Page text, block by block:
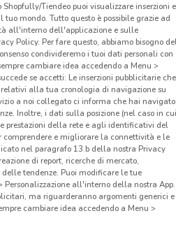
2.4 km
Via
P.Zza
7.2 km
Maury's -
Maury’s è una
con i suoi 73
Tiendeo puoi visualizzare inserzioni e
mondo. Tutto questo è possibile grazie ad
all'interno dell'applicazione e sulle
Policy. Per fare questo, abbiamo bisogno
condivideremo i tuoi dati personali con
cambiare idea accedendo a Menu >
se accetti: Le inserzioni pubblicitarie che
alla tua cronologia di navigazione su
a noi collegato ci informa che hai navigato
Inoltre, i dati sulla posizione (nel caso in cui
prestazioni della rete e agli identificativi del
comprendere e migliorare la connettività e le
nel paragrafo 13.b della nostra Privacy
di report, ricerche di mercato,
tendenze. Puoi modificare le tue
all'interno della nostra App.
ma riguarderanno argomenti generici e
cambiare idea accedendo a Menu >